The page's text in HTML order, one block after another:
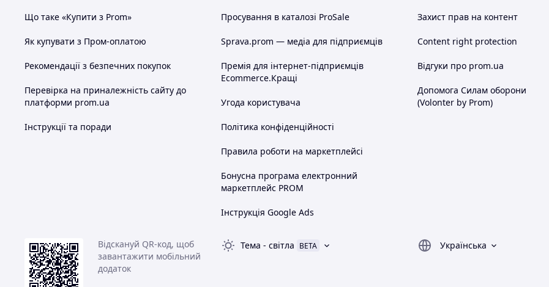
Що таке «Купити з Prom»
Як купувати з Пром-оплатою
Рекомендації з безпечних покупок
Перевірка на приналежність сайту до
платформи prom.ua
Інструкції та поради
Просування в каталозі ProSale
Sprava.prom — медіа для підприємців
Премія для інтернет-підприємців
Ecommerce.Кращі
Угода користувача
Політика конфіденційності
Правила роботи на маркетплейсі
Бонусна програма електронний
маркетплейс PROM
Інструкція Google Ads
Захист прав на контент
Content right protection
Відгуки про prom.ua
Допомога Силам оборони
(Volonter by Prom)
Відскануй QR-код, щоб
завантажити мобільний
додаток
Тема - світла BETA
Українська